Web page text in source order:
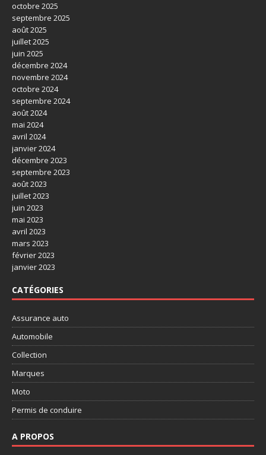
octobre 2025
septembre 2025
août 2025
juillet 2025
juin 2025
décembre 2024
novembre 2024
octobre 2024
septembre 2024
août 2024
mai 2024
avril 2024
janvier 2024
décembre 2023
septembre 2023
août 2023
juillet 2023
juin 2023
mai 2023
avril 2023
mars 2023
février 2023
janvier 2023
CATÉGORIES
Assurance auto
Automobile
Collection
Marques
Moto
Permis de conduire
A PROPOS